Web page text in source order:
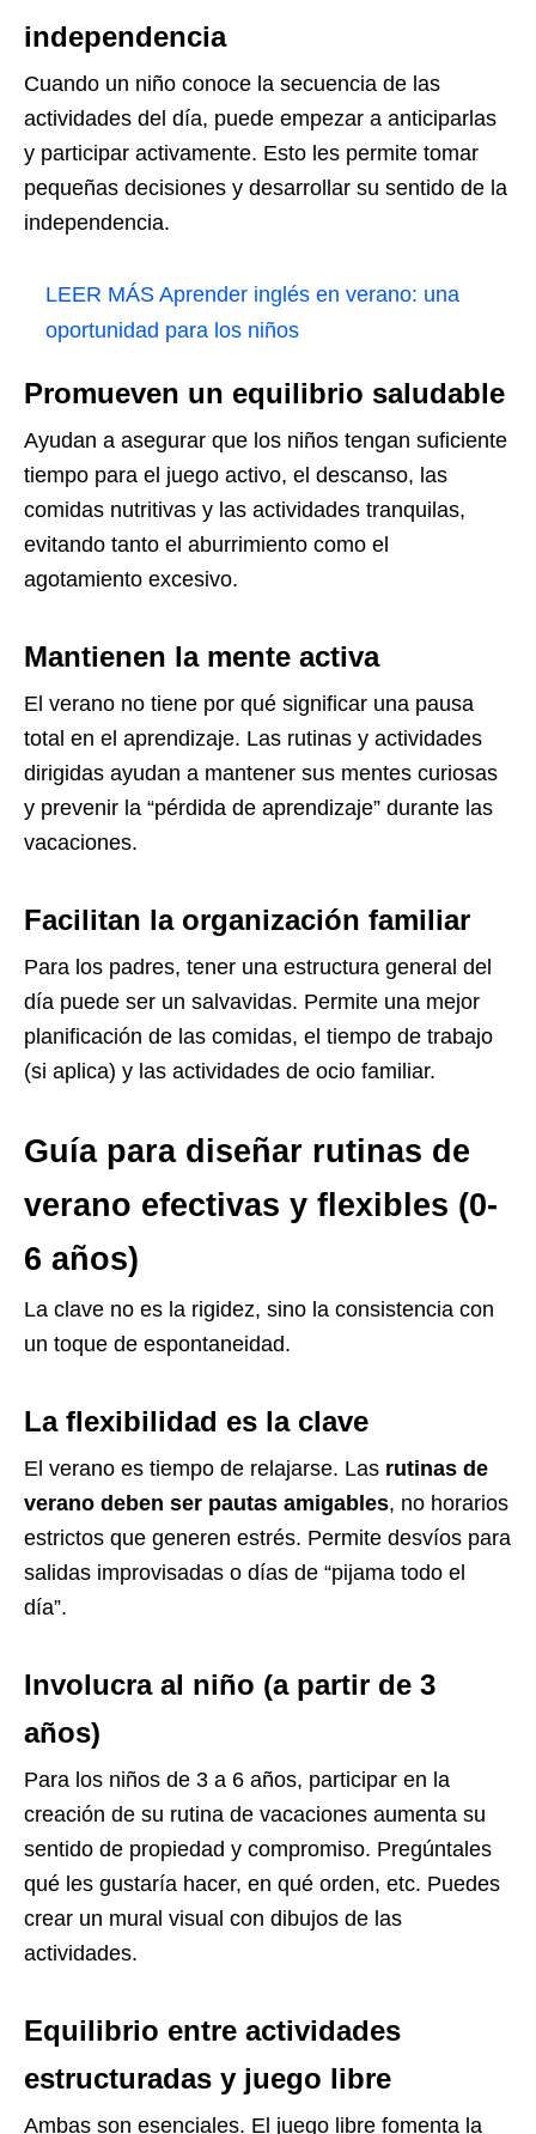
independencia
Cuando un niño conoce la secuencia de las
actividades del día, puede empezar a anticiparlas
y participar activamente. Esto les permite tomar
pequeñas decisiones y desarrollar su sentido de la
independencia.
LEER MÁS Aprender inglés en verano: una
oportunidad para los niños
Promueven un equilibrio saludable
Ayudan a asegurar que los niños tengan suficiente
tiempo para el juego activo, el descanso, las
comidas nutritivas y las actividades tranquilas,
evitando tanto el aburrimiento como el
agotamiento excesivo.
Mantienen la mente activa
El verano no tiene por qué significar una pausa
total en el aprendizaje. Las rutinas y actividades
dirigidas ayudan a mantener sus mentes curiosas
y prevenir la “pérdida de aprendizaje” durante las
vacaciones.
Facilitan la organización familiar
Para los padres, tener una estructura general del
día puede ser un salvavidas. Permite una mejor
planificación de las comidas, el tiempo de trabajo
(si aplica) y las actividades de ocio familiar.
Guía para diseñar rutinas de
verano efectivas y flexibles (0-
6 años)
La clave no es la rigidez, sino la consistencia con
un toque de espontaneidad.
La flexibilidad es la clave
El verano es tiempo de relajarse. Las rutinas de
verano deben ser pautas amigables, no horarios
estrictos que generen estrés. Permite desvíos para
salidas improvisadas o días de “pijama todo el
día”.
Involucra al niño (a partir de 3
años)
Para los niños de 3 a 6 años, participar en la
creación de su rutina de vacaciones aumenta su
sentido de propiedad y compromiso. Pregúntales
qué les gustaría hacer, en qué orden, etc. Puedes
crear un mural visual con dibujos de las
actividades.
Equilibrio entre actividades
estructuradas y juego libre
Ambas son esenciales. El juego libre fomenta la